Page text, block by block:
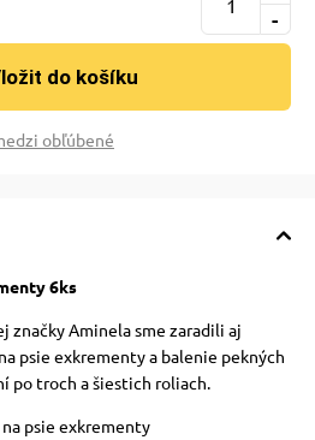
-
do košíku
obľúbené
6ks
značky Aminela sme zaradili aj
psie exkrementy a balenie pekných
po troch a šiestich roliach.
psie exkrementy